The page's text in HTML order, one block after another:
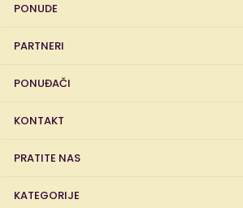
PONUDE
PARTNERI
PONUĐAČI
KONTAKT
PRATITE NAS
KATEGORIJE